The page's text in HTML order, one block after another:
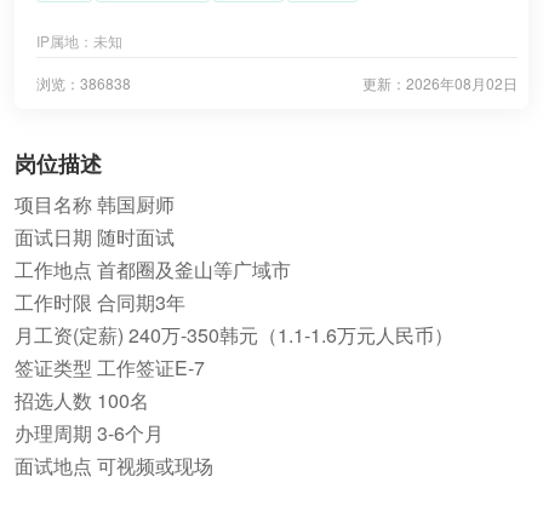
IP属地： 未知
更新： 2026年08月02日
浏览：386838
岗位描述
项目名称 韩国厨师
面试日期 随时面试
工作地点 首都圈及釜山等广域市
工作时限 合同期3年
月工资(定薪) 240万-350韩元（1.1-1.6万元人民币）
签证类型 工作签证E-7
招选人数 100名
办理周期 3-6个月
面试地点 可视频或现场